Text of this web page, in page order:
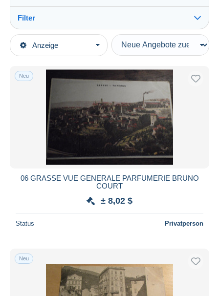
Anzeige
Hauptkategorien
Europa
Frankreich
[06] Alpes Maritimes
Filter
Art der Verkäufe
Laufende Angebote
Festpreise
Auktionen mit Geboten
Auktionen ohne Gebote
Auktionshäuser
Verkauft
Alle Laufzeiten
Preis
Kostenloser Versand
Zahlungsmethoden
PayPal
Neu
06 GRASSE VUE GENERALE PARFUMERIE BRUNO
COURT
± 8,02 $
Status Privatperson
Neu